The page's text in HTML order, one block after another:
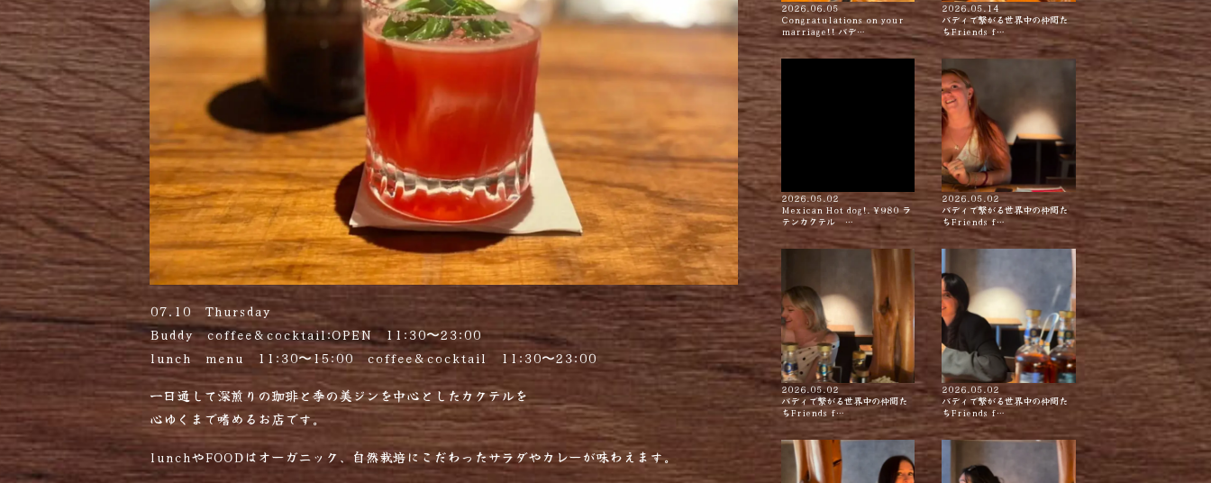
07.10 Thursday
Buddy coffee＆cocktail:OPEN 11:30〜23:00
lunch menu 11:30〜15:00 coffee＆cocktail 11:30〜23:00
一日通して深煎りの珈琲と季の美ジンを中心としたカクテルを
心ゆくまで嗜めるお店です。
lunchやFOODはオーガニック、自然栽培にこだわったサラダやカレーが味わえます。
2026.06.05
Congratulations on your
marriage!! バデ…
2026.05.14
バディで繋がる世界中の仲間た
ちFriends f…
2026.05.02
Mexican Hot dog!. ¥980 ラ
テンカクテル …
2026.05.02
バディで繋がる世界中の仲間た
ちFriends f…
2026.05.02
バディで繋がる世界中の仲間た
ちFriends f…
2026.05.02
バディで繋がる世界中の仲間た
ちFriends f…